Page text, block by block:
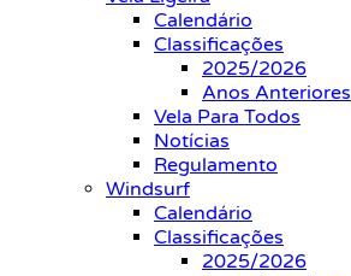
Calendário
Classificações
2025/2026
Anos Anteriores
Vela Para Todos
Notícias
Regulamento
Windsurf
Calendário
Classificações
2025/2026